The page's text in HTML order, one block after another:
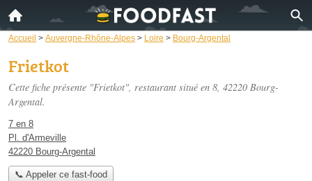
Accueil > Auvergne-Rhône-Alpes > Loire > Bourg-Argental
Frietkot
Cette fiche présente "Frietkot", restaurant situé en 8, 42220 Bourg-
Argental.
7 en 8
Pl. d'Armeville
42220 Bourg-Argental
📞 Appeler ce fast-food